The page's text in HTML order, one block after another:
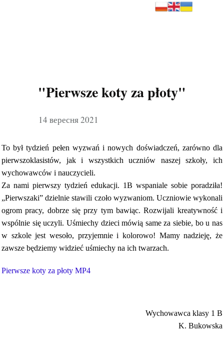
14 вересня 2021
"Pierwsze koty za płoty"
To był tydzień pełen wyzwań i nowych doświadczeń, zarówno dla
pierwszoklasistów, jak i wszystkich uczniów naszej szkoły, ich
wychowawców i nauczycieli.
Za nami pierwszy tydzień edukacji. 1B wspaniale sobie poradziła!
„Pierwszaki” dzielnie stawili czoło wyzwaniom. Uczniowie wykonali
ogrom pracy, dobrze się przy tym bawiąc. Rozwijali kreatywność i
wspólnie się uczyli. Uśmiechy dzieci mówią same za siebie, bo u nas
w szkole jest wesoło, przyjemnie i kolorowo! Mamy nadzieję, że
zawsze będziemy widzieć uśmiechy na ich twarzach.
Pierwsze koty za płoty MP4
Wychowawca klasy 1 B
K. Bukowska